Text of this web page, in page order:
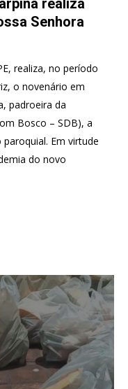
realiza
Senhora
realiza, no período
o novenário em
padroeira da
Bosco – SDB), a
Em virtude
do novo